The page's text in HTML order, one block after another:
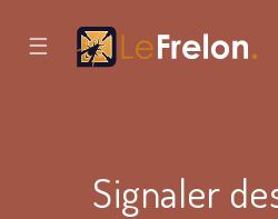
☰
Signaler